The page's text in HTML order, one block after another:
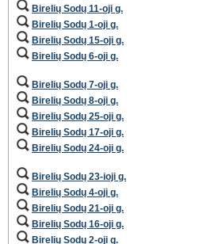
Birelių Sodų 11-oji g.
Birelių Sodų 1-oji g.
Birelių Sodų 15-oji g.
Birelių Sodų 6-oji g.
Birelių Sodų 7-oji g.
Birelių Sodų 8-oji g.
Birelių Sodų 25-oji g.
Birelių Sodų 17-oji g.
Birelių Sodų 24-oji g.
Birelių Sodų 23-ioji g.
Birelių Sodų 4-oji g.
Birelių Sodų 21-oji g.
Birelių Sodų 16-oji g.
Birelių Sodų 2-oji g.